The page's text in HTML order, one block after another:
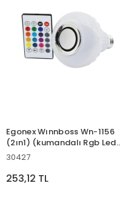
Egonex Wınnboss Wn-1156
(2ın1) (kumandalı Rgb Led
Ampul & Bluetooth Hoparlör
Hoparlör=3w)*100
30427
253,12 TL